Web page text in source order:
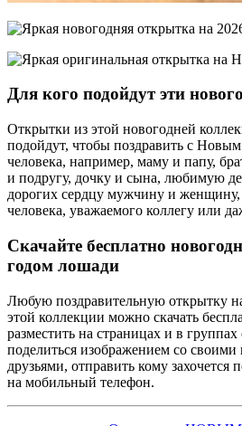
Для кого подойдут эти
Открытки из этой новогодней
подойдут, чтобы поздравить с
человека, например, маму и папу,
и подругу, дочку и сына, любимую
дорогих сердцу мужчину и женщину,
человека, уважаемого коллегу или
Скачайте бесплатно
годом лошади
Любую поздравительную открытку
этой коллекции можно скачать
разместить на страницах и в
поделиться изображением со
друзьями, отправить кому захочется
на мобильный телефон.